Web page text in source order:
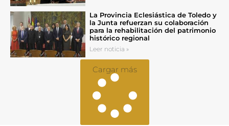
La Provincia Eclesiástica de Toledo y
la Junta refuerzan su colaboración
para la rehabilitación del patrimonio
histórico regional
Leer noticia »
Cargar más